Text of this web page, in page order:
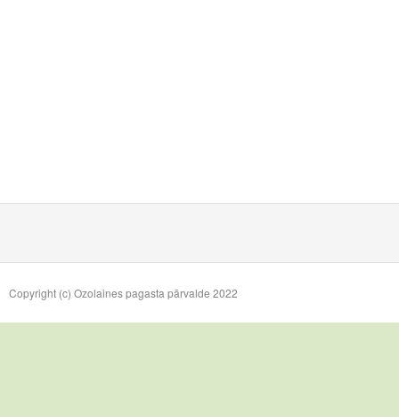
Copyright (c) Ozolaines pagasta pārvalde 2022